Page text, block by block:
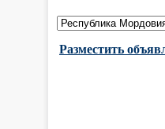
Разместить